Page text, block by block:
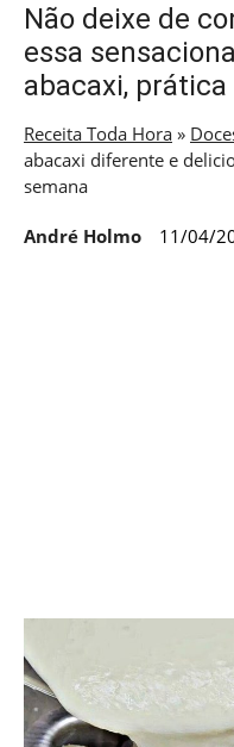
Não deixe de
essa
abacaxi, prática
Receita Toda Hora »
abacaxi diferente e
semana
André Holmo 11/04/